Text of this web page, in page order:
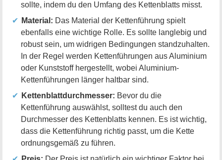
sollte, indem du den Umfang des Kettenblatts misst.
Material: Das Material der Kettenführung spielt
ebenfalls eine wichtige Rolle. Es sollte langlebig und
robust sein, um widrigen Bedingungen standzuhalten.
In der Regel werden Kettenführungen aus Aluminium
oder Kunststoff hergestellt, wobei Aluminium-
Kettenführungen länger haltbar sind.
Kettenblattdurchmesser: Bevor du die
Kettenführung auswählst, solltest du auch den
Durchmesser des Kettenblatts kennen. Es ist wichtig,
dass die Kettenführung richtig passt, um die Kette
ordnungsgemäß zu führen.